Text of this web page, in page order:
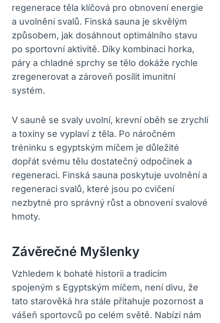
regenerace těla klíčová pro obnovení energie
a uvolnění svalů. Finská sauna je skvělým
způsobem, jak dosáhnout optimálního stavu
po sportovní aktivitě. Díky kombinaci horka,
páry a chladné sprchy se tělo dokáže rychle
zregenerovat a zároveň posílit imunitní
systém.
V sauně se svaly uvolní, krevní oběh se zrychlí
a toxiny se vyplaví z těla. Po náročném
tréninku s egyptským míčem je důležité
dopřát svému tělu dostatečný odpočinek a
regeneraci. Finská sauna poskytuje uvolnění a
regeneraci svalů, které jsou po cvičení
nezbytné pro správný růst a obnovení svalové
hmoty.
Závěrečné Myšlenky
Vzhledem k bohaté historii a tradicím
spojeným s Egyptským míčem, není divu, že
tato starověká hra stále přitahuje pozornost a
vášeň sportovců po celém světě. Nabízí nám